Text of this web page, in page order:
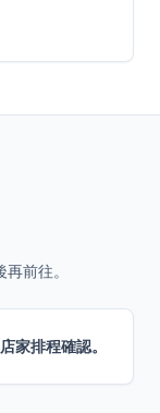
前往。
家排程確認。